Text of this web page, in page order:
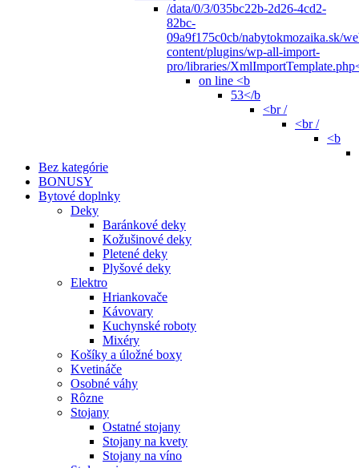
/data/0/3/035bc22b-2d26-4cd2-
82bc-
09a9f175c0cb/nabytokmozaika.sk/
content/plugins/wp-all-import-
pro/libraries/
on line <b
53</b
<br /
<br /
<b
Bez kategórie
BONUSY
Bytové doplnky
Deky
Baránkové deky
Kožušinové deky
Pletené deky
Plyšové deky
Elektro
Hriankovače
Kávovary
Kuchynské roboty
Mixéry
Košíky a úložné boxy
Kvetináče
Osobné váhy
Rôzne
Stojany
Ostatné stojany
Stojany na kvety
Stojany na víno